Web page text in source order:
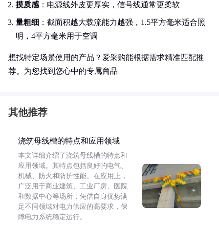
摸质感 ：电源线外皮更厚实，信号线通常更柔软
量粗细 ：截面积越大载流能力越强，1.5平方毫米适合照
明，4平方毫米用于空调
想找特定场景使用的产品？爱采购能根据需求精准匹配推
荐。为您找到您心中的专属商品
其他推荐
浇筑母线槽的特点和应用领域
本文详细介绍了浇筑母线槽的特点和
应用领域。其特点包括良好的电气、
机械、防火和防护性能。在应用上，
广泛用于商业建筑、工业厂房、医院
和数据中心等场所，凭借自身优势满
足不同领域对电力供应的高要求，保
障电力系统稳定运行。